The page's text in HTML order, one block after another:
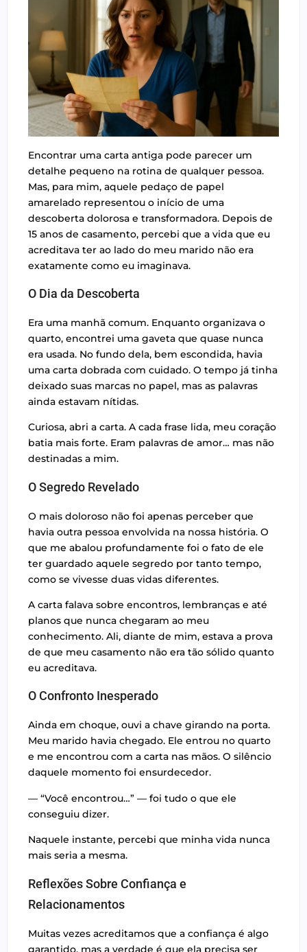
Encontrar uma carta antiga pode parecer um
detalhe pequeno na rotina de qualquer pessoa.
Mas, para mim, aquele pedaço de papel
amarelado representou o início de uma
descoberta dolorosa e transformadora. Depois de
15 anos de casamento, percebi que a vida que eu
acreditava ter ao lado do meu marido não era
exatamente como eu imaginava.
O Dia da Descoberta
Era uma manhã comum. Enquanto organizava o
quarto, encontrei uma gaveta que quase nunca
era usada. No fundo dela, bem escondida, havia
uma carta dobrada com cuidado. O tempo já tinha
deixado suas marcas no papel, mas as palavras
ainda estavam nítidas.
Curiosa, abri a carta. A cada frase lida, meu coração
batia mais forte. Eram palavras de amor… mas não
destinadas a mim.
O Segredo Revelado
O mais doloroso não foi apenas perceber que
havia outra pessoa envolvida na nossa história. O
que me abalou profundamente foi o fato de ele
ter guardado aquele segredo por tanto tempo,
como se vivesse duas vidas diferentes.
A carta falava sobre encontros, lembranças e até
planos que nunca chegaram ao meu
conhecimento. Ali, diante de mim, estava a prova
de que meu casamento não era tão sólido quanto
eu acreditava.
O Confronto Inesperado
Ainda em choque, ouvi a chave girando na porta.
Meu marido havia chegado. Ele entrou no quarto
e me encontrou com a carta nas mãos. O silêncio
daquele momento foi ensurdecedor.
— “Você encontrou…” — foi tudo o que ele
conseguiu dizer.
Naquele instante, percebi que minha vida nunca
mais seria a mesma.
Reflexões Sobre Confiança e
Relacionamentos
Muitas vezes acreditamos que a confiança é algo
garantido, mas a verdade é que ela precisa ser